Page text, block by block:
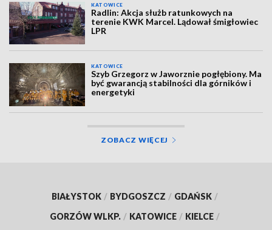
KATOWICE
Radlin: Akcja służb ratunkowych na
terenie KWK Marcel. Lądował śmigłowiec
LPR
KATOWICE
Szyb Grzegorz w Jaworznie pogłębiony. Ma
być gwarancją stabilności dla górników i
energetyki
ZOBACZ WIĘCEJ
BIAŁYSTOK / BYDGOSZCZ / GDAŃSK /
GORZÓW WLKP. / KATOWICE / KIELCE /